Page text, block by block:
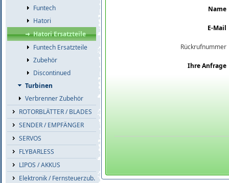
Funtech
Hatori
Hatori Ersatzteile
Funtech Ersatzteile
Zubehör
Discontinued
Turbinen
Verbrenner Zubehör
ROTORBLÄTTER / BLADES
SENDER / EMPFÄNGER
SERVOS
FLYBARLESS
LIPOS / AKKUS
Elektronik / Fernsteuerzub.
Name
E-Mail
Rückrufnummer
Ihre Anfrage